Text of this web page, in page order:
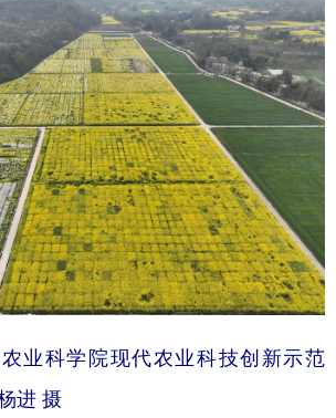
河北 山西
吉林 上海 江苏
安徽 福建 江西
河南 湖北 湖南
广西 海南 重庆
贵州 云南 西藏
甘肃 青海 宁夏
科学院现代农业科技创新示范
进 摄